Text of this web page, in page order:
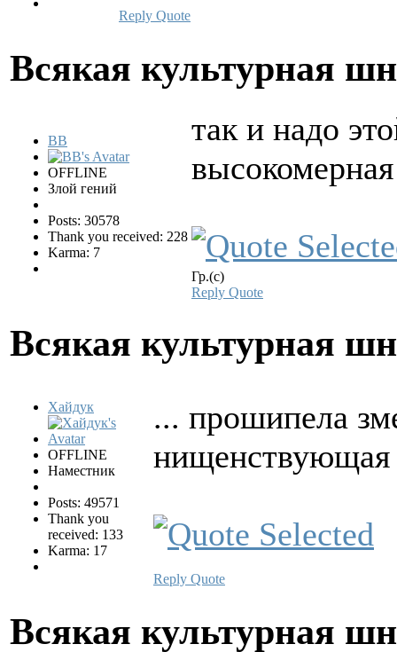
Reply Quote
Всякая культурная
BB
OFFLINE
Злой гений
Posts: 30578
Thank you received: 228
Karma: 7
так и надо
Гр.(с)
Reply Quote
Всякая культурная
Хайдук
OFFLINE
Наместник
Posts: 49571
Thank you
received: 133
Karma: 17
... прошипела
Reply Quote
Всякая культурная